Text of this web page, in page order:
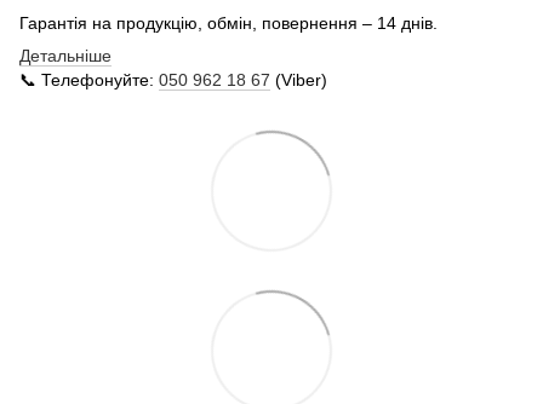
Гарантія на продукцію, обмін, повернення – 14 днів.
Детальніше
📞 Телефонуйте: 050 962 18 67 (Viber)